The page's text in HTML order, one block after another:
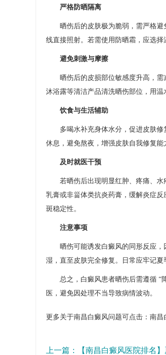
严格防晒隔离​
晒伤后的皮肤极为脆弱，需严格避
线直接照射。若需使用防晒霜，应选
避免刺激与摩擦​
晒伤后的皮损部位敏感度升高，需
沐浴露等清洁产品清洗晒伤部位，用
饮食与生活辅助​
多喝水补充身体水分，促进皮肤修
休息，避免熬夜，增强皮肤自我修复能
及时就医干预​
若晒伤后出现明显红肿、疼痛、水
乳膏或非甾体类抗炎药膏，缓解炎症
斑稳定性。​
注意事项​
晒伤可能诱发白癜风的同形反应，
湿，直至皮肤完全修复。日常应牢记夏
总之，白癜风患者晒伤后需遵循 “降
医，避免因处理不当导致病情波动。
更多关于南昌白癜风问题可点击： 南昌
上一篇： 【南昌白癜风医院排名